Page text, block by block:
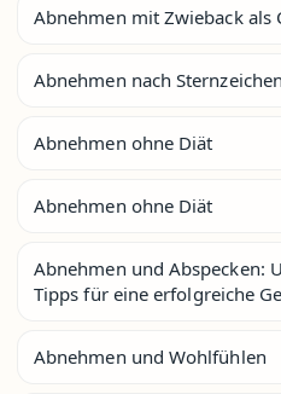
Abnehmen mit Zwieback als
Abnehmen nach Sternzeichen
Abnehmen ohne Diät
Abnehmen ohne Diät
Abnehmen und Abspecken:
Tipps für eine erfolgreiche
Abnehmen und Wohlfühlen